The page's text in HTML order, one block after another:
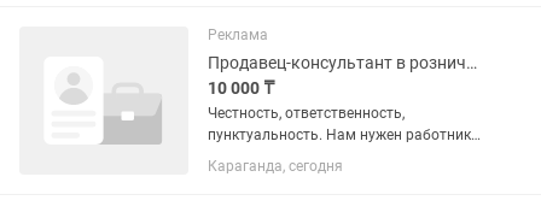
18 лет — Работа через...
Реклама
Продавец-консультант в розничном магазине
10 000 ₸
Честность, ответственность,
пунктуальность. Нам нужен работник
на постоянной основе!
Переконтаваться у нас временно не
Караганда, сегодня